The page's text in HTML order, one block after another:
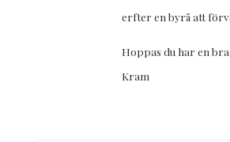
erfter en byrå att
Hoppas du har en
Kram